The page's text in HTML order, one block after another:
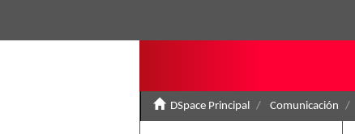
DSpace Principal Comunicación